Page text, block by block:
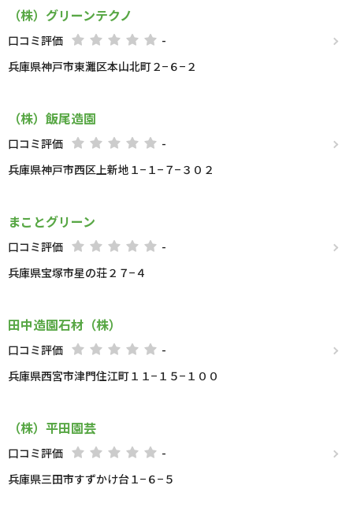
（株）グリーンテクノ
口コミ評価
-
兵庫県神戸市東灘区本山北町２−６−２
（株）飯尾造園
口コミ評価
-
兵庫県神戸市西区上新地１−１−７−３０２
まことグリーン
口コミ評価
-
兵庫県宝塚市星の荘２７−４
田中造園石材（株）
口コミ評価
-
兵庫県西宮市津門住江町１１−１５−１００
（株）平田園芸
口コミ評価
-
兵庫県三田市すずかけ台１−６−５